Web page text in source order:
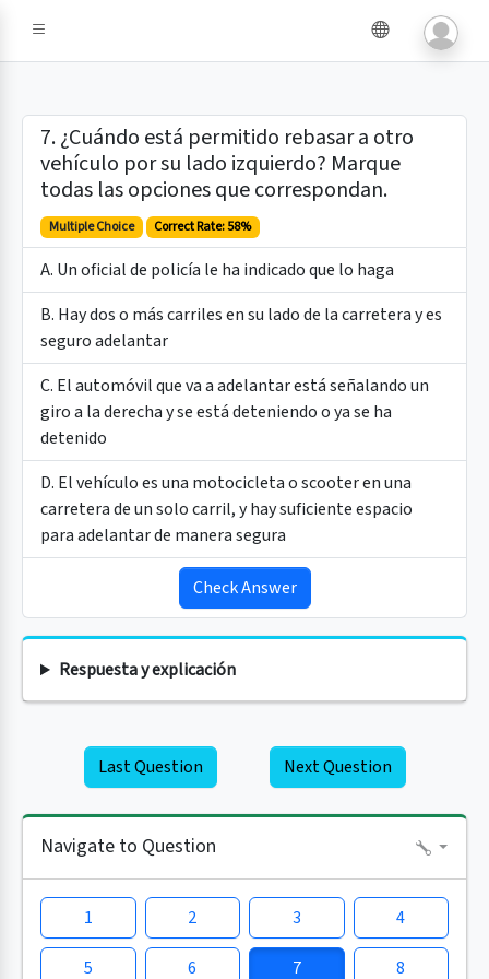
IA
7. ¿Cuándo está permitido rebasar a otro
vehículo por su lado izquierdo? Marque
todas las opciones que correspondan.
Multiple Choice Correct Rate: 58%
A. Un oficial de policía le ha indicado que lo haga
B. Hay dos o más carriles en su lado de la carretera y es
seguro adelantar
C. El automóvil que va a adelantar está señalando un
giro a la derecha y se está deteniendo o ya se ha
detenido
D. El vehículo es una motocicleta o scooter en una
carretera de un solo carril, y hay suficiente espacio
para adelantar de manera segura
Check Answer
Respuesta y explicación
Last Question Next Question
Navigate to Question
1 2 3 4
5 6 7 8